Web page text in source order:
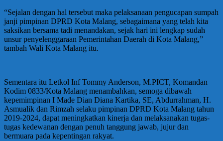
“Sejalan dengan hal tersebut maka pelaksanaan pengucapan sumpah
janji pimpinan DPRD Kota Malang, sebagaimana yang telah kita
saksikan bersama tadi menandakan, sejak hari ini lengkap sudah
unsur penyelenggaraan Pemerintahan Daerah di Kota Malang,”
tambah Wali Kota Malang itu.
Sementara itu Letkol Inf Tommy Anderson, M.PICT, Komandan
Kodim 0833/Kota Malang menambahkan, semoga dibawah
kepemimpinan I Made Dian Diana Kartika, SE, Abdurrahman, H.
Asmualik dan Rimzah selaku pimpinan DPRD Kota Malang tahun
2019-2024, dapat meningkatkan kinerja dan melaksanakan tugas-
tugas kedewanan dengan penuh tanggung jawab, jujur dan
bermuara pada kepentingan rakyat.